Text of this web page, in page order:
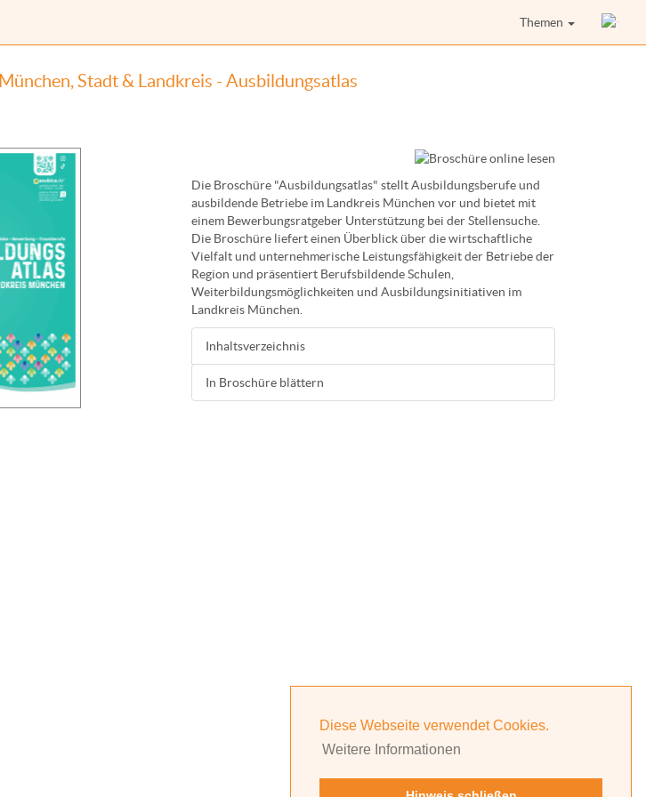
Diese Webseite verwendet Cookies.
Weitere Informationen
Themen
München, Stadt & Landkreis - Ausbildungsatlas
Die Broschüre "Ausbildungsatlas" stellt Ausbildungsberufe und
ausbildende Betriebe im Landkreis München vor und bietet mit
einem Bewerbungsratgeber Unterstützung bei der Stellensuche.
Die Broschüre liefert einen Überblick über die wirtschaftliche
Vielfalt und unternehmerische Leistungsfähigkeit der Betriebe der
Region und präsentiert Berufsbildende Schulen,
Weiterbildungsmöglichkeiten und Ausbildungsinitiativen im
Landkreis München.
Inhaltsverzeichnis
In Broschüre blättern